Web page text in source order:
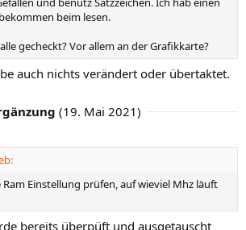
beim lesen.
gecheckt? Vor allem an der Grafikkarte?
auch nichts verändert oder übertaktet.
(19. Mai 2021)
Einstellung prüfen, auf wieviel Mhz läuft
bereits überpüft und ausgetauscht